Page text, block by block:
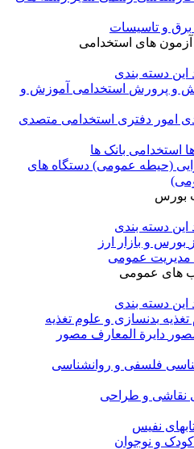
برق و تاسيسات
آزمون های استخدامی
دسته بندی
استخدامی آموزش و
استخدامی متصدی
استخدامی بانک ها
دستگاه های
بورس
دسته بندی
بورس و بازار ارز
مدیریت عمومی
های عمومی
دسته بندی
بدنسازی و علوم تغذیه
دایرة المعارف مصور
فلسفی و روانشناسی
نقاشی و طراحی
نفیس
کودک و نوجوان